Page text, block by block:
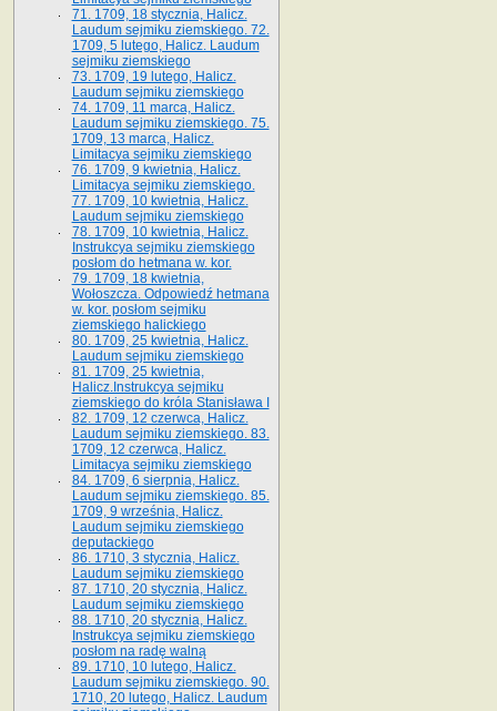
71. 1709, 18 stycznia, Halicz.
Laudum sejmiku ziemskiego. 72.
1709, 5 lutego, Halicz. Laudum
sejmiku ziemskiego
73. 1709, 19 lutego, Halicz.
Laudum sejmiku ziemskiego
74. 1709, 11 marca, Halicz.
Laudum sejmiku ziemskiego. 75.
1709, 13 marca, Halicz.
Limitacya sejmiku ziemskiego
76. 1709, 9 kwietnia, Halicz.
Limitacya sejmiku ziemskiego.
77. 1709, 10 kwietnia, Halicz.
Laudum sejmiku ziemskiego
78. 1709, 10 kwietnia, Halicz.
Instrukcya sejmiku ziemskiego
posłom do hetmana w. kor.
79. 1709, 18 kwietnia,
Wołoszcza. Odpowiedź hetmana
w. kor. posłom sejmiku
ziemskiego halickiego
80. 1709, 25 kwietnia, Halicz.
Laudum sejmiku ziemskiego
81. 1709, 25 kwietnia,
Halicz.Instrukcya sejmiku
ziemskiego do króla Stanisława I
82. 1709, 12 czerwca, Halicz.
Laudum sejmiku ziemskiego. 83.
1709, 12 czerwca, Halicz.
Limitacya sejmiku ziemskiego
84. 1709, 6 sierpnia, Halicz.
Laudum sejmiku ziemskiego. 85.
1709, 9 września, Halicz.
Laudum sejmiku ziemskiego
deputackiego
86. 1710, 3 stycznia, Halicz.
Laudum sejmiku ziemskiego
87. 1710, 20 stycznia, Halicz.
Laudum sejmiku ziemskiego
88. 1710, 20 stycznia, Halicz.
Instrukcya sejmiku ziemskiego
posłom na radę walną
89. 1710, 10 lutego, Halicz.
Laudum sejmiku ziemskiego. 90.
1710, 20 lutego, Halicz. Laudum